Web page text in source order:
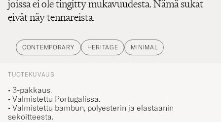
joissa ei ole tingitty mukavuudesta. Nämä sukat
eivät näy tennareista.
CONTEMPORARY HERITAGE MINIMAL
TUOTEKUVAUS
• 3-pakkaus.
• Valmistettu Portugalissa.
• Valmistettu bambun, polyesterin ja elastaanin
sekoitteesta.